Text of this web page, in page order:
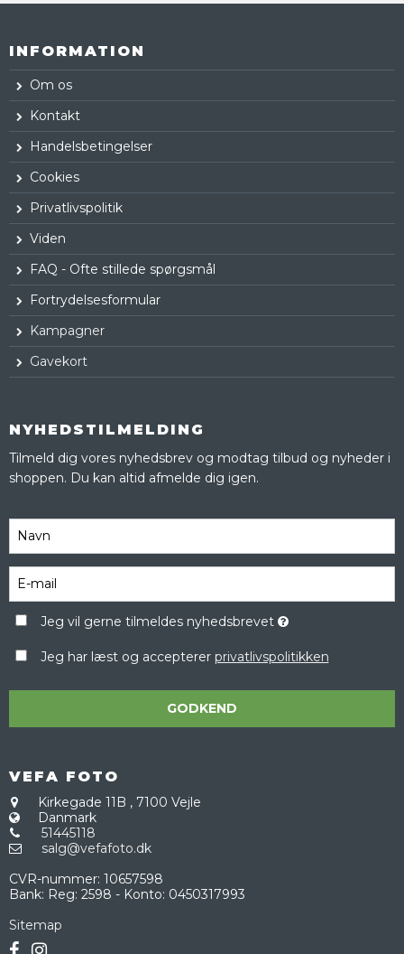
INFORMATION
Om os
Kontakt
Handelsbetingelser
Cookies
Privatlivspolitik
Viden
FAQ - Ofte stillede spørgsmål
Fortrydelsesformular
Kampagner
Gavekort
NYHEDSTILMELDING
Tilmeld dig vores nyhedsbrev og modtag tilbud og nyheder i
shoppen. Du kan altid afmelde dig igen.
Jeg vil gerne tilmeldes nyhedsbrevet
Jeg har læst og accepterer privatlivspolitikken
GODKEND
VEFA FOTO
Kirkegade 11B , 7100 Vejle
Danmark
51445118
salg@vefafoto.dk
CVR-nummer: 10657598
Bank: Reg: 2598 - Konto: 0450317993
Sitemap